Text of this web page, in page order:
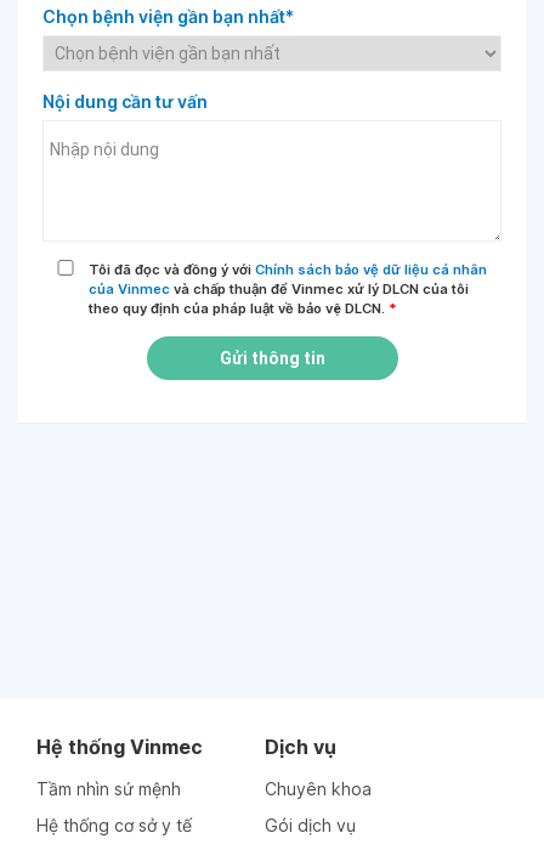
Chọn bệnh viện gần bạn nhất*
Nội dung cần tư vấn
Tôi đã đọc và đồng ý với Chính sách bảo vệ dữ liệu cá nhân
của Vinmec và chấp thuận để Vinmec xử lý DLCN của tôi
theo quy định của pháp luật về bảo vệ DLCN. *
Gửi thông tin
Hệ thống Vinmec
Tầm nhìn sứ mệnh
Hệ thống cơ sở y tế
Dịch vụ
Chuyên khoa
Gói dịch vụ